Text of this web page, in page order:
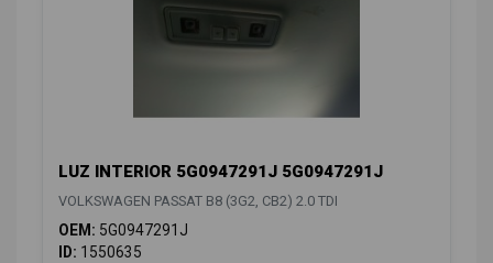
LUZ INTERIOR 5G0947291J 5G0947291J
VOLKSWAGEN PASSAT B8 (3G2, CB2) 2.0 TDI
OEM: 5G0947291J
ID: 1550635